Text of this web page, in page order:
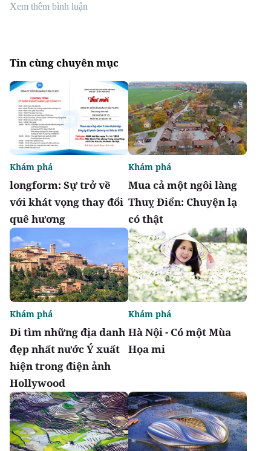
Xem thêm bình luận
Tin cùng chuyên mục
longform: Sự trở về
với khát vọng thay đổi
quê hương
Khám phá
Mua cả một ngôi làng
Thuỵ Điển: Chuyện lạ
có thật
Khám phá
Đi tìm những địa danh
đẹp nhất nước Ý xuất
hiện trong điện ảnh
Hollywood
Khám phá
Hà Nội - Có một Mùa
Họa mi
Khám phá